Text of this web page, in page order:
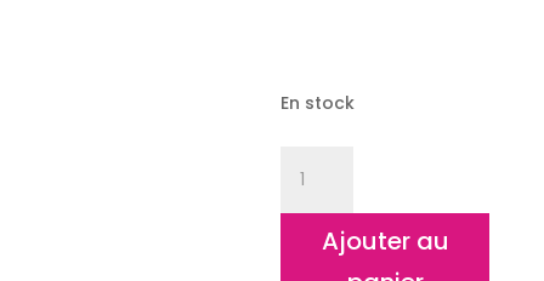
En stock
de
Sautoir
Bouddah
Ajouter au